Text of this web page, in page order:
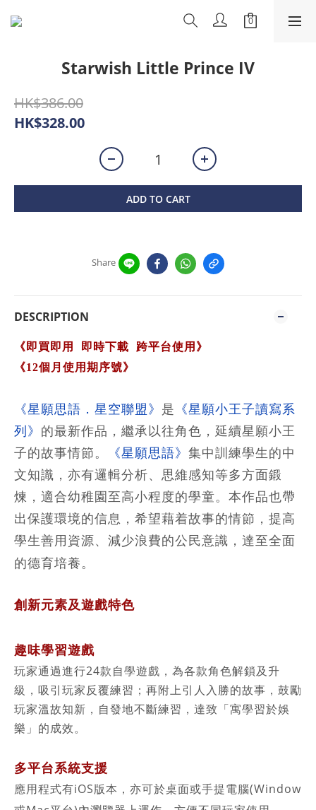
Starwish Little Prince IV
HK$386.00
HK$328.00
ADD TO CART
Share
DESCRIPTION
《即買即用 即時下載 跨平台使用 》
《12個月使用期序號》
《星願思語．星空聯盟》 是 《星願小王子讀寫系
列》 的最新作品，繼承以往角色，延續星願小王
子的故事情節。
《星願思語》 集中訓練學生的中
文知識，亦有邏輯分析、思維感知等多方面鍛
煉，適合幼稚園至高小程度的學童。本作品也帶
出保護環境的信息，希望藉着故事的情節，提高
學生善用資源、減少浪費的公民意識，達至全面
的德育培養。
創新元素及遊戲特色
趣味學習遊戲
玩家通過進行24款自學遊戲，為各款角色解鎖及升
級，吸引玩家反覆練習；再附上引人入勝的故事，鼓勵
玩家溫故知新，自發地不斷練習， 達致「寓學習於娛
樂」的成效。
多平台系統支援
應用程式有iOS版本，亦可於桌面或手提電腦(Window